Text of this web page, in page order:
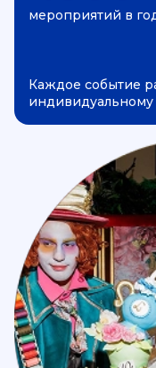
мероприятий в
Каждое событие